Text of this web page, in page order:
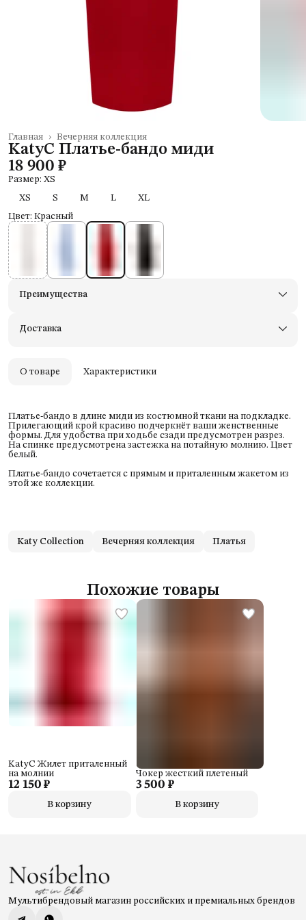
Вечерняя коллекция
Главная ›
KatyC Платье-бандо миди
18 900 ₽
Размер: XS
XS
S M L
XL
Цвет: Красный
Преимущества
Оплата — картой, СБП или наличными
Доставка
О товаре Характеристики
Платье-бандо в длине миди из костюмной ткани на подкладке.
Прилегающий крой красиво подчеркнёт ваши женственные
формы. Для удобства при ходьбе сзади предусмотрен разрез.
На спинке предусмотрена застежка на потайную молнию. Цвет
белый.
Платье-бандо сочетается с прямым и приталенным жакетом из
этой же коллекции.
Katy Collection Вечерняя коллекция Платья
Похожие товары
12 150 ₽
KatyC Жилет приталенный
на молнии
В корзину
3 500 ₽
Чокер жесткий плетеный
В корзину
Мультибрендовый магазин российских и премиальных брендов